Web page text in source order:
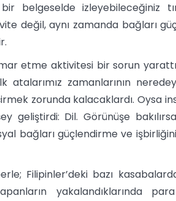
bir belgeselde izleyebileceğiniz
değil, aynı zamanda bağları
etme aktivitesi bir sorun
zamanlarının
zorunda kalacaklardı. Oysa
Dil. Görünüşe
bağları güçlendirme ve
Filipinler’deki bazı
yakalandıklarında